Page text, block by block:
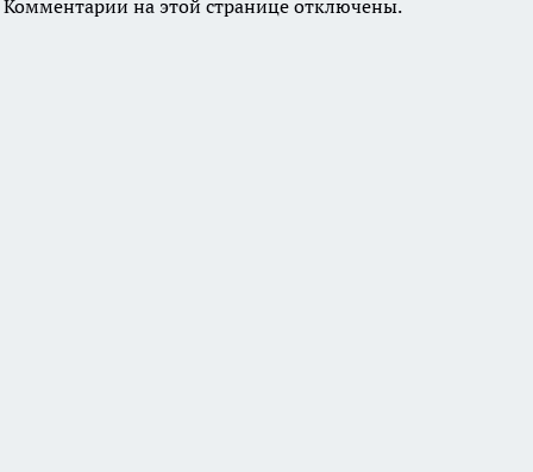
Комментарии на этой странице отключены.